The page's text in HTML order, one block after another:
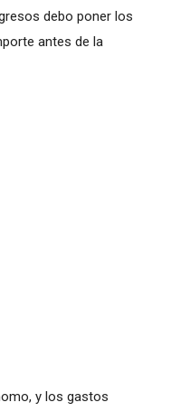
debo poner los
antes de la
y los gastos